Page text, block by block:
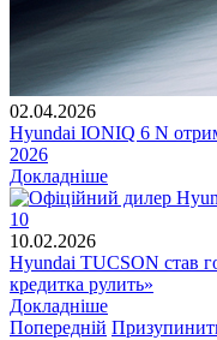
02.04.2026
Hyundai IONIQ 6 N
2026
Докладніше
10.02.2026
Hyundai TUCSON став
кредитка рулить»
Докладніше
Попередній